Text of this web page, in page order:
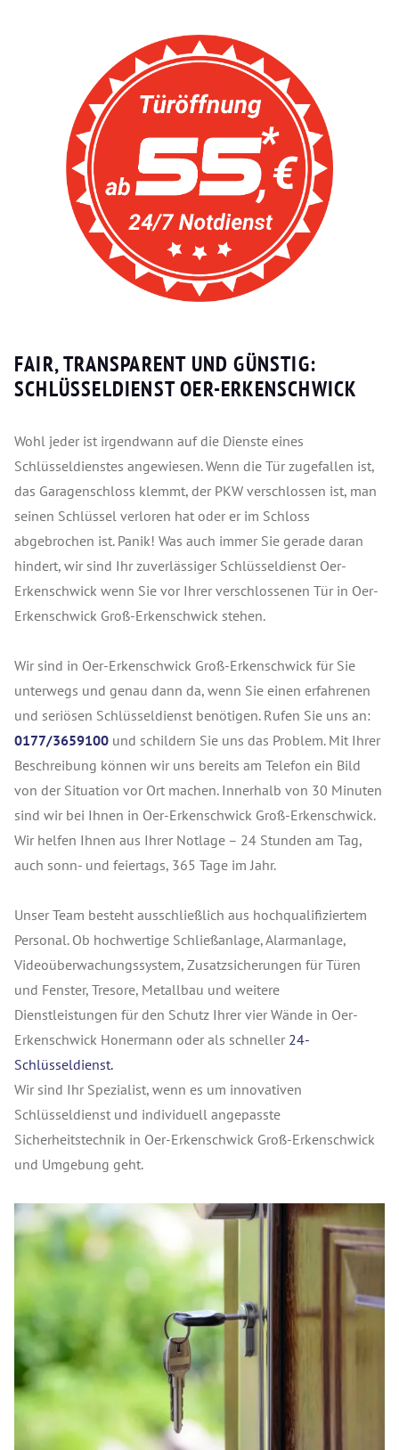
FAIR, TRANSPARENT UND GÜNSTIG:
SCHLÜSSELDIENST OER-ERKENSCHWICK
Wohl jeder ist irgendwann auf die Dienste eines
Schlüsseldienstes angewiesen. Wenn die Tür zugefallen ist,
das Garagenschloss klemmt, der PKW verschlossen ist, man
seinen Schlüssel verloren hat oder er im Schloss
abgebrochen ist. Panik! Was auch immer Sie gerade daran
hindert, wir sind Ihr zuverlässiger Schlüsseldienst Oer-
Erkenschwick wenn Sie vor Ihrer verschlossenen Tür in Oer-
Erkenschwick Groß-Erkenschwick stehen.
Wir sind in Oer-Erkenschwick Groß-Erkenschwick für Sie
unterwegs und genau dann da, wenn Sie einen erfahrenen
und seriösen Schlüsseldienst benötigen. Rufen Sie uns an:
0177/3659100 und schildern Sie uns das Problem. Mit Ihrer
Beschreibung können wir uns bereits am Telefon ein Bild
von der Situation vor Ort machen. Innerhalb von 30 Minuten
sind wir bei Ihnen in Oer-Erkenschwick Groß-Erkenschwick.
Wir helfen Ihnen aus Ihrer Notlage – 24 Stunden am Tag,
auch sonn- und feiertags, 365 Tage im Jahr.
Unser Team besteht ausschließlich aus hochqualifiziertem
Personal. Ob hochwertige Schließanlage, Alarmanlage,
Videoüberwachungssystem, Zusatzsicherungen für Türen
und Fenster, Tresore, Metallbau und weitere
Dienstleistungen für den Schutz Ihrer vier Wände in Oer-
Erkenschwick Honermann oder als schneller 24-
Schlüsseldienst.
Wir sind Ihr Spezialist, wenn es um innovativen
Schlüsseldienst und individuell angepasste
Sicherheitstechnik in Oer-Erkenschwick Groß-Erkenschwick
und Umgebung geht.